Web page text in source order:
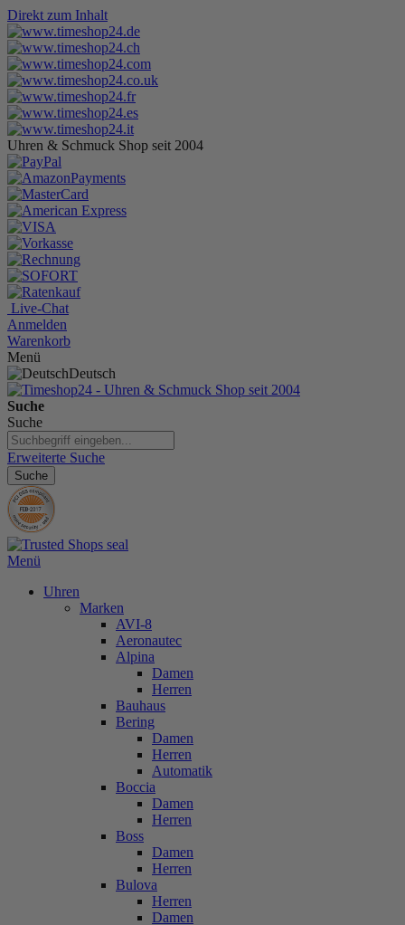
Direkt zum Inhalt
Uhren & Schmuck Shop seit 2004
Live-Chat
Anmelden
Warenkorb
Menü
Deutsch
Suche
Suche
Erweiterte Suche
Suche
Menü
Uhren
Marken
AVI-8
Aeronautec
Alpina
Damen
Herren
Bauhaus
Bering
Damen
Herren
Automatik
Boccia
Damen
Herren
Boss
Damen
Herren
Bulova
Herren
Damen